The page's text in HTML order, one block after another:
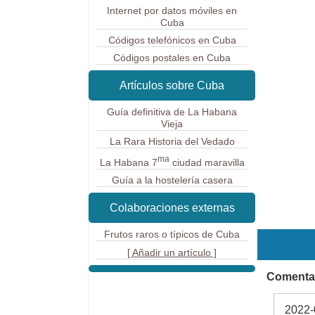
Internet por datos móviles en
Cuba
Códigos telefónicos en Cuba
Códigos postales en Cuba
Artículos sobre Cuba
Guía definitiva de La Habana
Vieja
La Rara Historia del Vedado
La Habana 7maciudad maravilla
Guía a la hostelería casera
Colaboraciones externas
Frutos raros o típicos de Cuba
[ Añadir un artículo ]